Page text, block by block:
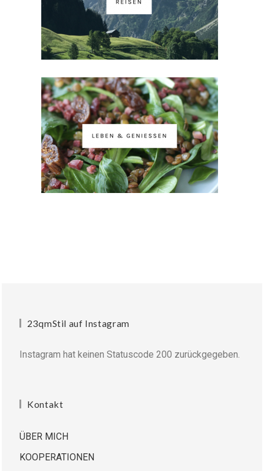
23qmStil auf Instagram
Instagram hat keinen Statuscode 200 zurückgegeben.
Kontakt
ÜBER MICH
KOOPERATIONEN